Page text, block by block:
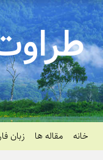
خانه مقاله ها زبان